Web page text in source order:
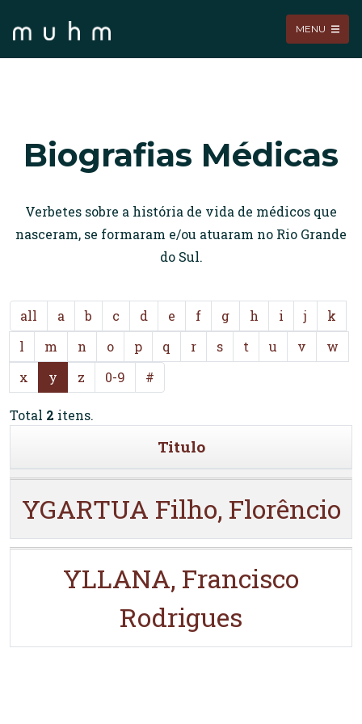
MENU
Biografias Médicas
Verbetes sobre a história de vida de médicos que
nasceram, se formaram e/ou atuaram no Rio Grande
do Sul.
all a b c d e f g h i j
k
l
m n o p q r s t u v
w
x
y z 0-9 #
Total 2 itens.
Titulo
YGARTUA Filho, Florêncio
YLLANA, Francisco
Rodrigues